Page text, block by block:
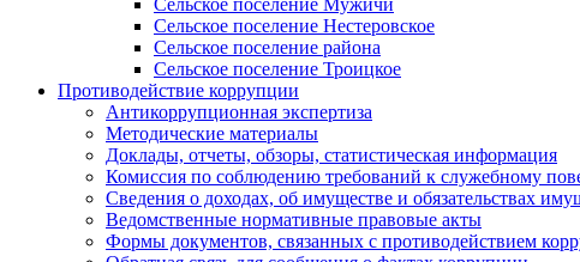
Сельское поселение Мужичи
Сельское поселение Нестеровское
Сельское поселение района
Сельское поселение Троицкое
Противодействие коррупции
Антикоррупционная экспертиза
Методические материалы
Доклады, отчеты, обзоры, статистическая информация
Комиссия по соблюдению требований к служебному
Сведения о доходах, об имуществе и обязательствах
Ведомственные нормативные правовые акты
Формы документов, связанных с противодействием